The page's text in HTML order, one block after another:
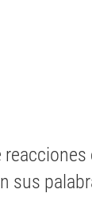
sus